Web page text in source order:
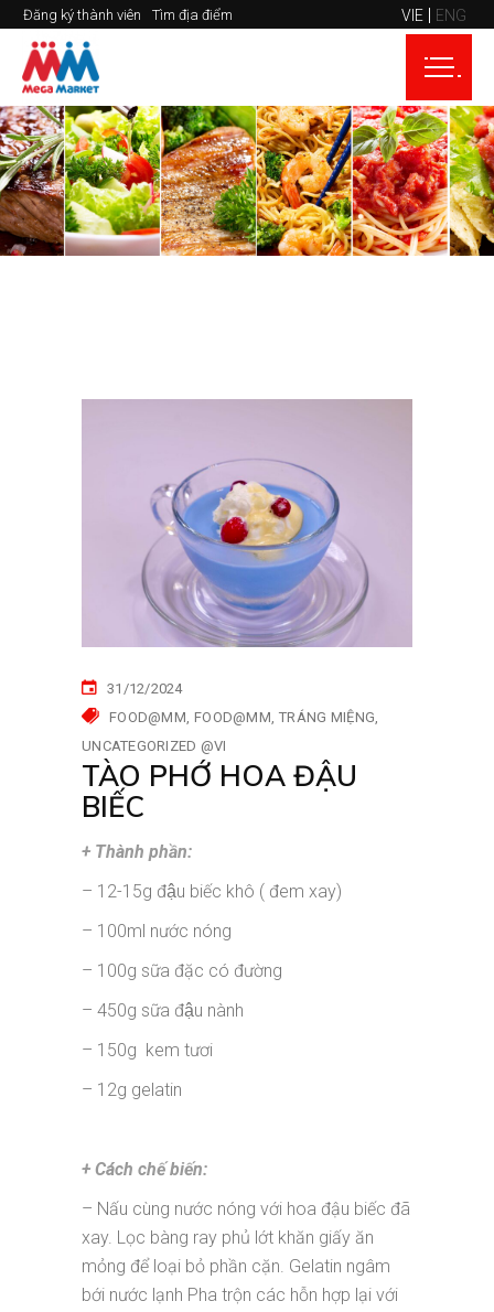
Đăng ký thành viên Tìm địa điểm VIE ENG
31/12/2024
FOOD@MM FOOD@MM TRÁNG MIỆNG
UNCATEGORIZED @VI
TÀO PHỚ HOA ĐẬU
BIẾC
+ Thành phần:
– 12-15g đậu biếc khô ( đem xay)
– 100ml nước nóng
– 100g sữa đặc có đường
– 450g sữa đậu nành
– 150g kem tươi
– 12g gelatin
+ Cách chế biến:
– Nấu cùng nước nóng với hoa đậu biếc đã
xay. Lọc bàng ray phủ lớt khăn giấy ăn
mỏng để loại bỏ phần cặn. Gelatin ngâm
bới nước lạnh Pha trộn các hỗn hợp lại với